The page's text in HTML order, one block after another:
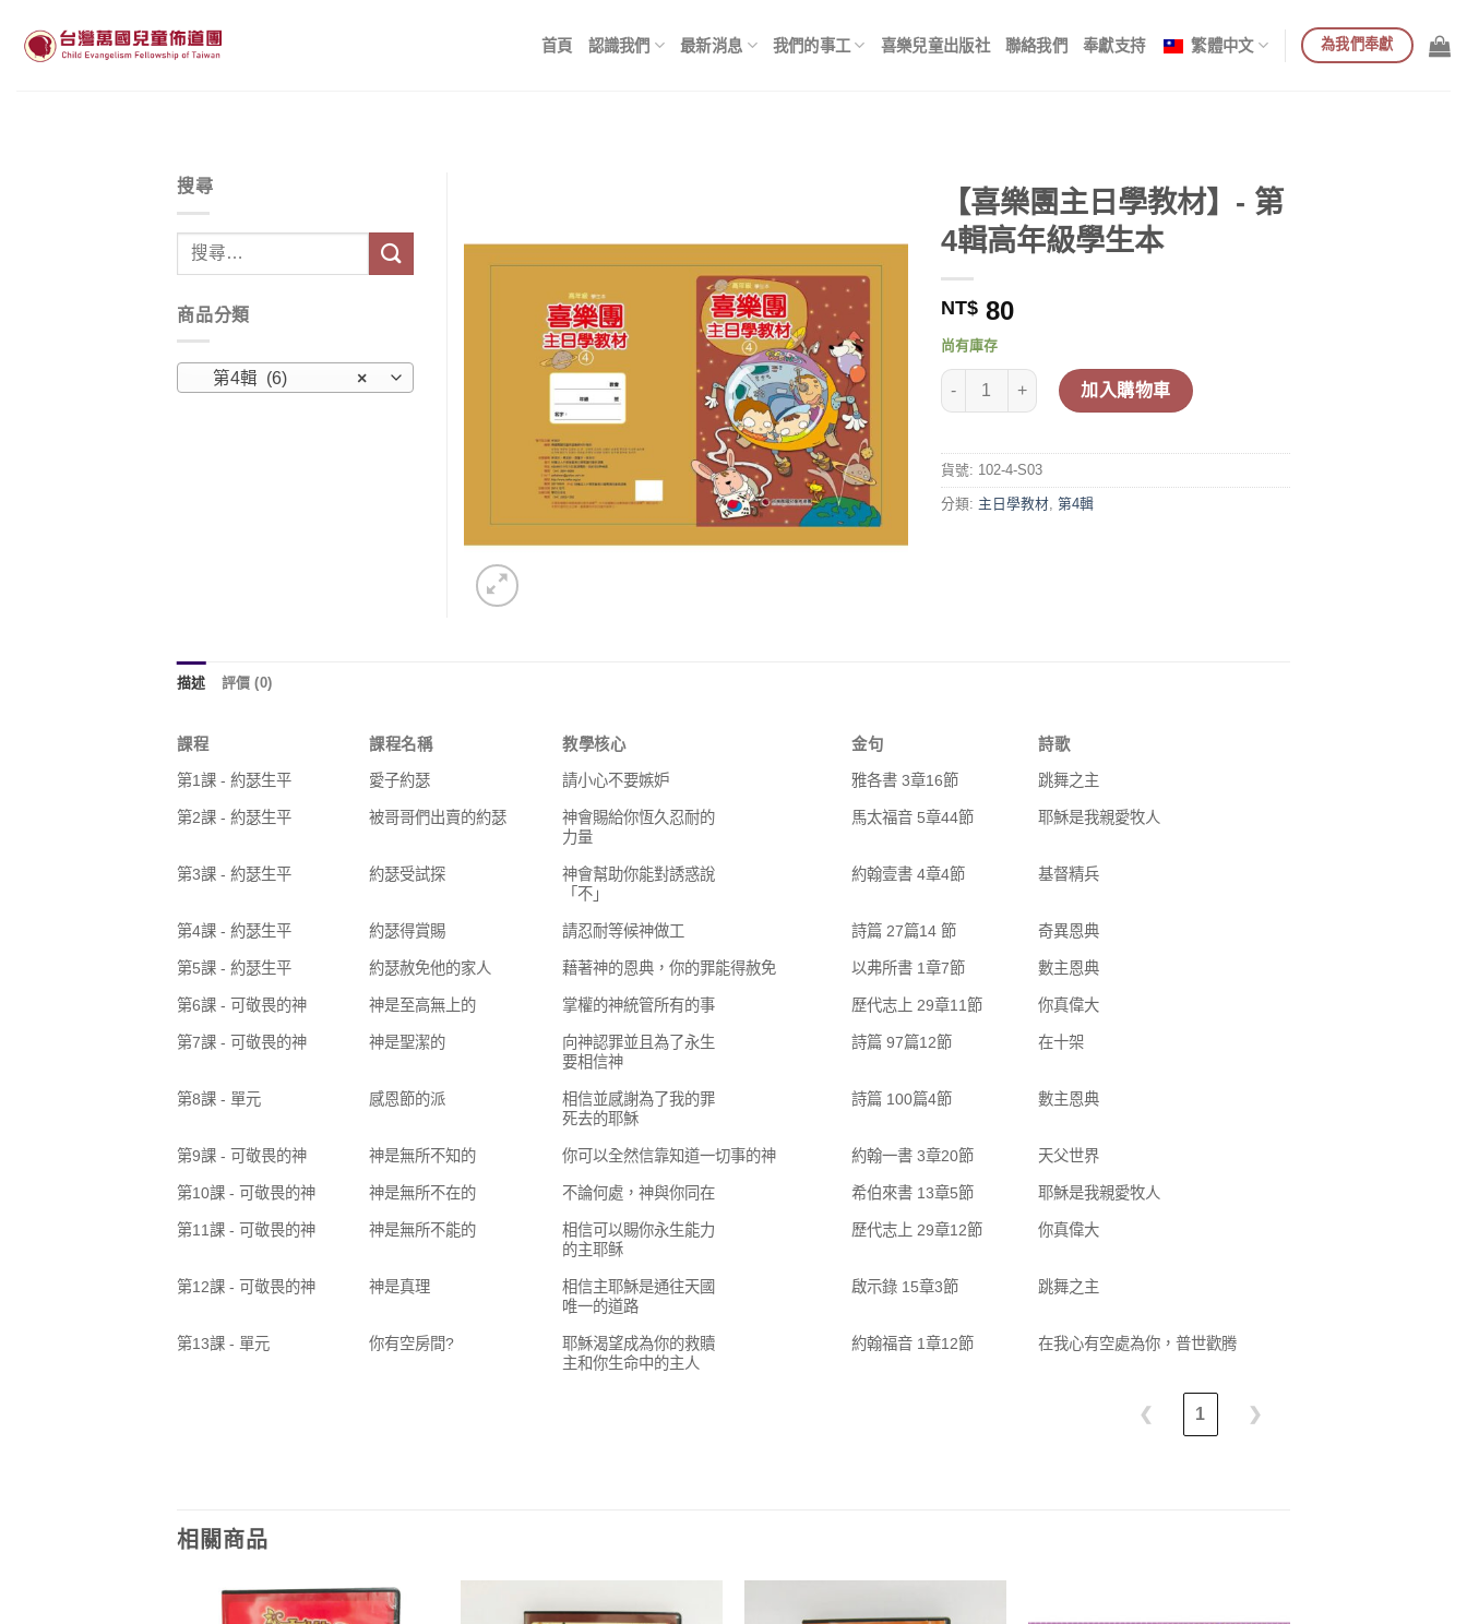
content
首頁 認識我們 最新消息 我們的事工 喜樂兒童出版社 聯絡我們 奉獻支持 繁體中文 為我們奉獻
【喜樂團主日學教材】- 第
4輯高年級學生本
NT$ 80
尚有庫存
【喜樂團主日學教材】- 第4輯高年級學生本 數量
加入購物車
貨號: 102-4-S03
分類: 主日學教材 第4輯
搜尋
鍵
字:
商品分類
×
第4輯 (6)
描述 評價 (0)
課程 課程名稱 教學核心 金句 詩歌
第1課 - 約瑟生平 愛子約瑟 請小心不要嫉妒 雅各書 3章16節 跳舞之主
第2課 - 約瑟生平 被哥哥們出賣的約瑟
神會賜給你恆久忍耐的
力量
馬太福音 5章44節 耶穌是我親愛牧人
第3課 - 約瑟生平 約瑟受試探
神會幫助你能對誘惑說
「不」
約翰壹書 4章4節 基督精兵
第4課 - 約瑟生平 約瑟得賞賜 請忍耐等候神做工 詩篇 27篇14 節 奇異恩典
第5課 - 約瑟生平 約瑟赦免他的家人 藉著神的恩典，你的罪能得赦免 以弗所書 1章7節 數主恩典
第6課 - 可敬畏的神 神是至高無上的 掌權的神統管所有的事 歷代志上 29章11節 你真偉大
第7課 - 可敬畏的神 神是聖潔的
向神認罪並且為了永生
要相信神
詩篇 97篇12節 在十架
第8課 - 單元 感恩節的派
相信並感謝為了我的罪
死去的耶穌
詩篇 100篇4節 數主恩典
第9課 - 可敬畏的神 神是無所不知的 你可以全然信靠知道一切事的神 約翰一書 3章20節 天父世界
第10課 - 可敬畏的神 神是無所不在的 不論何處，神與你同在 希伯來書 13章5節 耶穌是我親愛牧人
第11課 - 可敬畏的神 神是無所不能的
相信可以賜你永生能力
的主耶稣
歷代志上 29章12節 你真偉大
第12課 - 可敬畏的神 神是真理
相信主耶穌是通往天國
唯一的道路
啟示錄 15章3節 跳舞之主
第13課 - 單元 你有空房間?
耶穌渴望成為你的救贖
主和你生命中的主人
約翰福音 1章12節 在我心有空處為你，普世歡腾
❮ 1 ❯
相關商品